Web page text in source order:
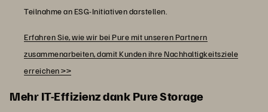
Teilnahme an ESG-Initiativen darstellen.
Erfahren Sie, wie wir bei Pure mit unseren Partnern
zusammenarbeiten, damit Kunden ihre Nachhaltigkeitsziele
erreichen >>
Mehr IT-Effizienz dank Pure Storage